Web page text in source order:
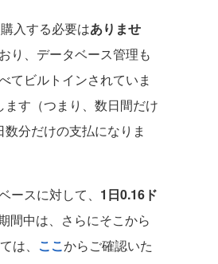
入する必要はありませ
り、データベース管理も
てビルトインされていま
す（つまり、数日間だけ
分だけの支払になりま
スに対して、 1日0.16ド
間中は、さらにそこから
は、 ここからご確認いた